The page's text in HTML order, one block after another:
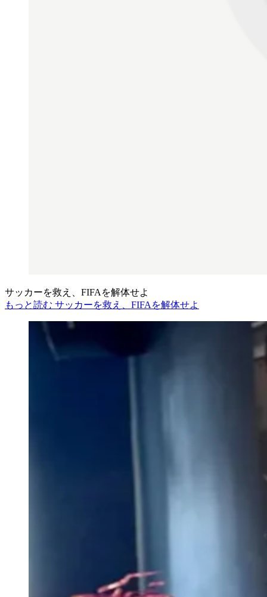
サッカーを救え、FIFAを解体せよ
もっと読む サッカーを救え、FIFAを解体せよ